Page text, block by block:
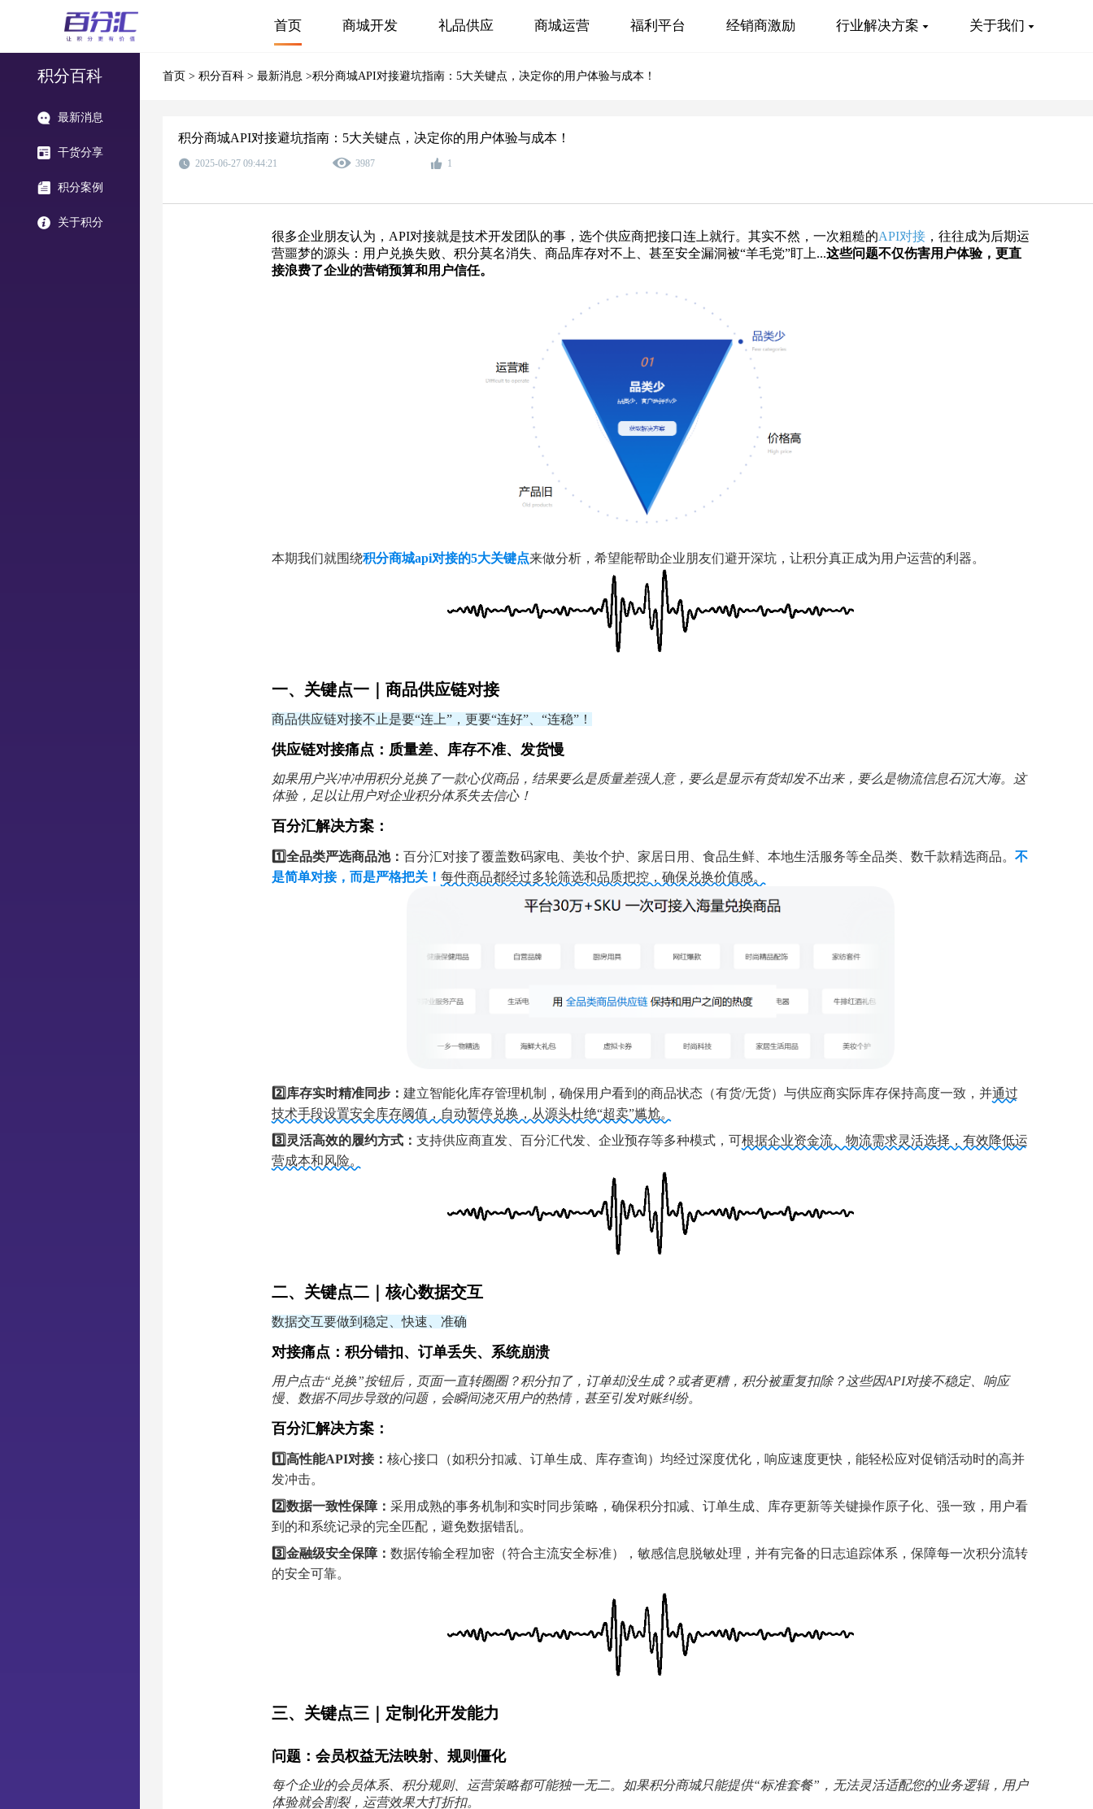
首页 商城开发 礼品供应 商城运营 福利平台 经销商激励 行业解决方案 关于我们
积分百科
最新消息
干货分享
积分案例
关于积分
首页 > 积分百科 > 最新消息 >积分商城API对接避坑指南：5大关键点，决定你的用户体验与成本！
积分商城API对接避坑指南：5大关键点，决定你的用户体验与成本！
2025-06-27 09:44:21 3987 1
很多企业朋友认为，API对接就是技术开发团队的事，选个供应商把接口连上就行。其实不然，一次粗糙的API对接 ，往往成为后期运
营噩梦的源头： 用户兑换失败、积分莫名消失、商品库存对不上、甚至安全漏洞被“羊毛党”盯上...这些问题不仅伤害用户体验，更直
接浪费了企业的营销预算和用户信任。
本期我们就围绕积分商城api对接的5大关键点来做分析，希望能帮助企业朋友们避开深坑，让积分真正成为用户运营的利器。
一、 关键点一｜商品供应链对接
商品供应链对接不止是要“连上”，更要“连好”、“连稳”！
供应链对接痛点：质量差、库存不准、发货慢
如果用户兴冲冲用积分兑换了一款心仪商品，结果要么是质量差强人意，要么是显示有货却发不出来，要么是物流信息石沉大海。这
体验，足以让用户对企业积分体系失去信心！
百分汇解决方案：
1️⃣全品类严选商品池： 百分汇对接了覆盖数码家电、美妆个护、家居日用、食品生鲜、本地生活服务等全品类、数千款精选商品。 不
是简单对接，而是严格把关！ 每件商品都经过多轮筛选和品质把控，确保兑换价值感。
2️⃣库存实时精准同步： 建立智能化库存管理机制，确保用户看到的商品状态（有货/无货）与供应商实际库存保持高度一致，并通过
技术手段设置安全库存阈值，自动暂停兑换，从源头杜绝“超卖”尴尬。
3️⃣灵活高效的履约方式： 支持供应商直发、百分汇代发、企业预存等多种模式，可根据企业资金流、物流需求灵活选择，有效降低运
营成本和风险。
二、关键点二｜核心数据交互
数据交互要做到稳定、快速、准确
对接痛点：积分错扣、订单丢失、系统崩溃
用户点击“兑换”按钮后，页面一直转圈圈？积分扣了，订单却没生成？或者更糟，积分被重复扣除？这些因API对接不稳定、响应
慢、数据不同步导致的问题，会瞬间浇灭用户的热情，甚至引发对账纠纷。
百分汇解决方案：
1️⃣高性能API对接： 核心接口（如积分扣减、订单生成、库存查询）均经过深度优化，响应速度更快，能轻松应对促销活动时的高并
发冲击。
2️⃣数据一致性保障： 采用成熟的事务机制和实时同步策略，确保积分扣减、订单生成、库存更新等关键操作原子化、强一致，用户看
到的和系统记录的完全匹配，避免数据错乱。
3️⃣金融级安全保障： 数据传输全程加密（符合主流安全标准），敏感信息脱敏处理，并有完备的日志追踪体系，保障每一次积分流转
的安全可靠。
三、 关键点三｜定制化开发能力
问题：会员权益无法映射、规则僵化
每个企业的会员体系、积分规则、运营策略都可能独一无二。如果积分商城只能提供“标准套餐”，无法灵活适配您的业务逻辑，用户
体验就会割裂，运营效果大打折扣。